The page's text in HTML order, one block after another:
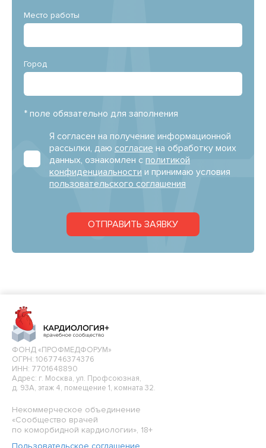
Место работы
Город
* поле обязательно для заполнения
Я согласен на получение информационной
рассылки, даю согласие на обработку моих
данных, ознакомлен с политикой
конфиденциальности и принимаю условия
пользовательского соглашения
ОТПРАВИТЬ ЗАЯВКУ
ФОНД «ПРОФМЕДФОРУМ»
ОГРН: 1067746374376
ИНН: 7701648890
Адрес: г. Москва, ул. Профсоюзная,
д. 93А, этаж 4, помещение 1, комната 32.
Некоммерческое объединение
«Сообщество врачей
по коморбидной кардиологии», 18+
Пользовательское соглашение